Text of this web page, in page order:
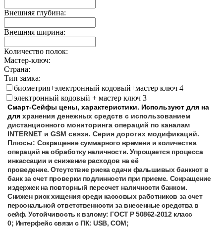
Внешняя глубина:
Внешняя ширина:
Количество полок:
Мастер-ключ:
Страна:
Тип замка:
биометрия+электронный кодовый+мастер ключ 4
электронный кодовый + мастер ключ 3
Сейфы цены, характеристики. Используют для на
для хранения денежных средств с использованием
дистанционного мониторинга операций по каналам
INTERNET и GSM связи. Серия дорогих модификаций.
Плюсы: Сокращение суммарного времени и количества
операций на обработку наличности.Упрощается процесса
инкассации и снижение расходов на её
проведение.Отсутствие риска сдачи фальшивых банкнот в
банк за счет проверки подлинности при приеме. Сокращение
издержек на повторный пересчет наличности банком.
Снижен риск хищения среди кассовых работников за счет
персональной ответственности за внесенные средства в
сейф.Устойчивость к взлому: ГОСТ Р 50862-2012 класс
0; Интерфейс связи с ПК: USB, COM;